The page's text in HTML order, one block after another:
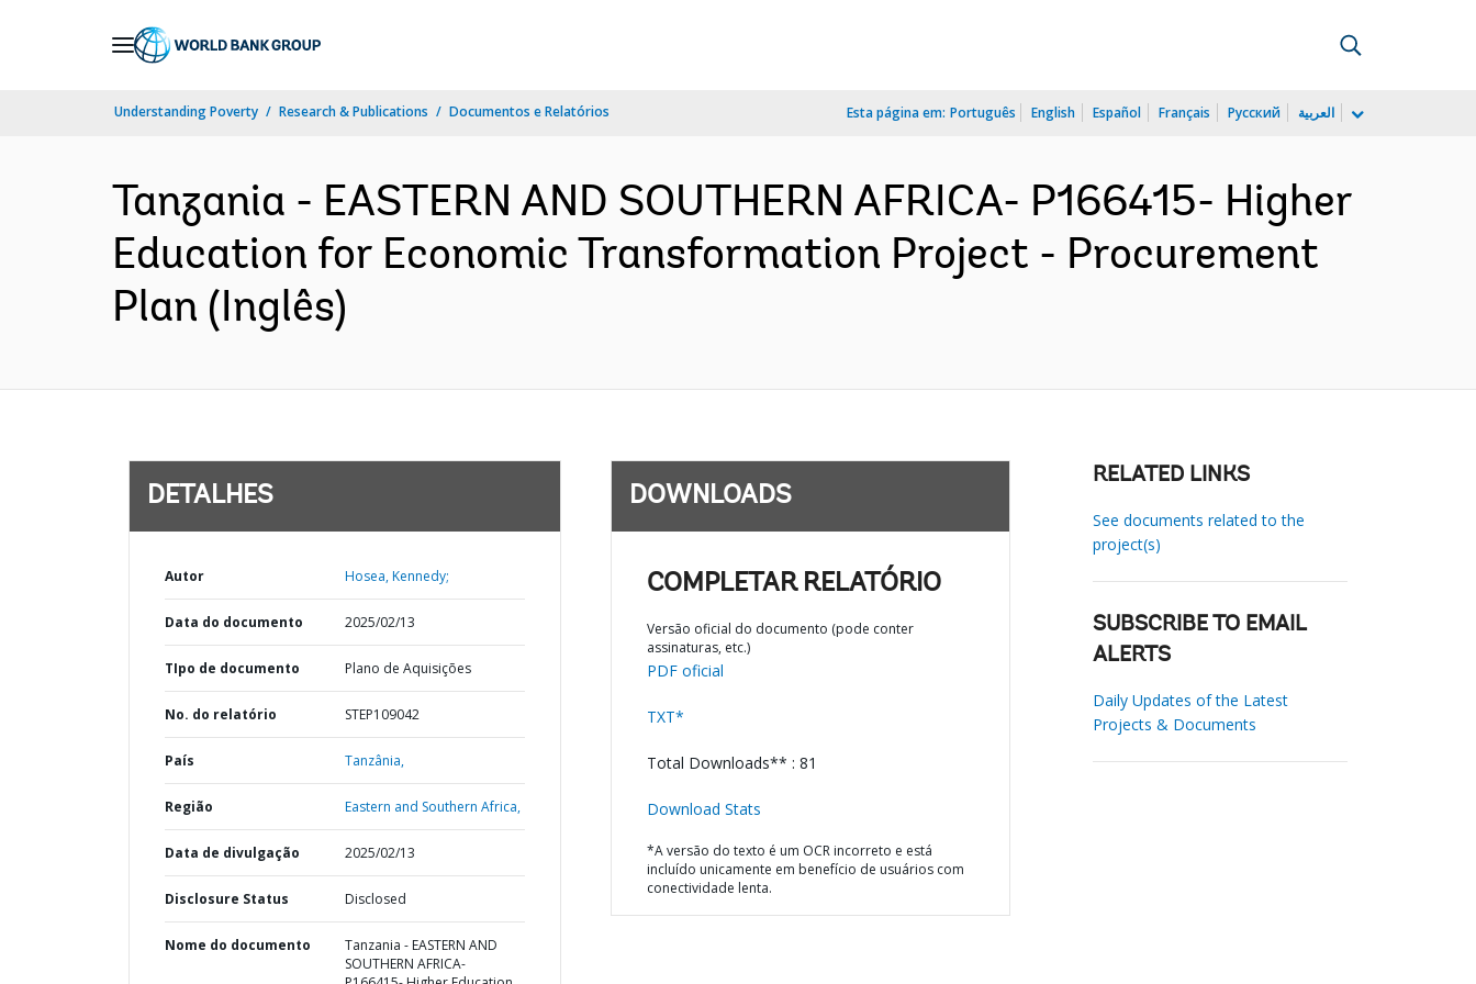
Understanding Poverty Research & Publications Documentos e Relatórios Esta página em: Português English Español Français Русский العربية
Tanzania - EASTERN AND SOUTHERN AFRICA- P166415- Higher
Education for Economic Transformation Project - Procurement
Plan (Inglês)
DETALHES
Autor Hosea, Kennedy;
Data do documento 2025/02/13
TIpo de documento Plano de Aquisições
No. do relatório STEP109042
País Tanzânia,
Região Eastern and Southern Africa,
Data de divulgação 2025/02/13
Disclosure Status Disclosed
Nome do documento
Tanzania - EASTERN AND
SOUTHERN AFRICA-
DOWNLOADS
COMPLETAR RELATÓRIO
Versão oficial do documento (pode conter
assinaturas, etc.)
PDF oficial
TXT*
Total Downloads** : 81
Download Stats
*A versão do texto é um OCR incorreto e está
incluído unicamente em benefício de usuários com
conectividade lenta.
RELATED LINKS
See documents related to the
project(s)
SUBSCRIBE TO EMAIL
ALERTS
Daily Updates of the Latest
Projects & Documents